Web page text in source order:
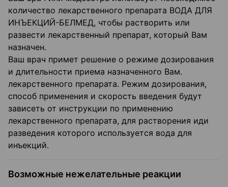
количество лекарственного препарата ВОДА ДЛЯ
ИНЪЕКЦИЙ-БЕЛМЕД, чтобы растворить или
развести лекарственный препарат, который Вам
назначен.
Ваш врач примет решение о режиме дозирования
и длительности приема назначенного Вам.
лекарственного препарата. Режим дозирования,
способ применения и скорость введения будут
зависеть от инструкции по применению
лекарственного препарата, для растворения иди
разведения которого используется вода для
инъекций.
Возможные нежелательные реакции